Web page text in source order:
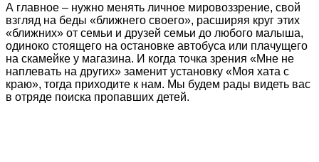
А главное – нужно менять личное мировоззрение, свой
взгляд на беды «ближнего своего», расширяя круг этих
«ближних» от семьи и друзей семьи до любого малыша,
одиноко стоящего на остановке автобуса или плачущего
на скамейке у магазина. И когда точка зрения «Мне не
наплевать на других» заменит установку «Моя хата с
краю», тогда приходите к нам. Мы будем рады видеть вас
в отряде поиска пропавших детей.